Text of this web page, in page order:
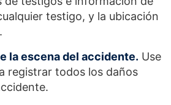
testigo, y la ubicación
la escena del accidente. Use
registrar todos los daños